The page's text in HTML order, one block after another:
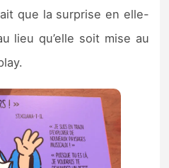
que la surprise en elle-
lieu qu’elle soit mise au